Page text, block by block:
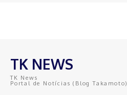
TK NEWS
TK News
Portal de Notícias (Blog Takamoto)